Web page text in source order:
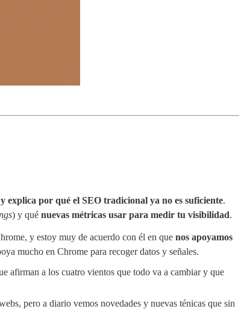
explica por qué el SEO tradicional ya no es suficiente.
) y qué nuevas métricas usar para medir tu visibilidad.
y estoy muy de acuerdo con él en que nos apoyamos
mucho en Chrome para recoger datos y señales.
afirman a los cuatro vientos que todo va a cambiar y que
pero a diario vemos novedades y nuevas ténicas que sin